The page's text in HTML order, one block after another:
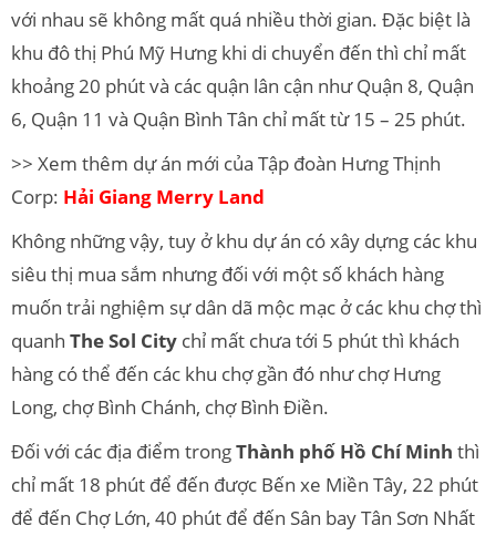
với nhau sẽ không mất quá nhiều thời gian. Đặc biệt là
khu đô thị Phú Mỹ Hưng khi di chuyển đến thì chỉ mất
khoảng 20 phút và các quận lân cận như Quận 8, Quận
6, Quận 11 và Quận Bình Tân chỉ mất từ 15 – 25 phút.
>> Xem thêm dự án mới của Tập đoàn Hưng Thịnh
Corp: Hải Giang Merry Land
Không những vậy, tuy ở khu dự án có xây dựng các khu
siêu thị mua sắm nhưng đối với một số khách hàng
muốn trải nghiệm sự dân dã mộc mạc ở các khu chợ thì
quanh The Sol City chỉ mất chưa tới 5 phút thì khách
hàng có thể đến các khu chợ gần đó như chợ Hưng
Long, chợ Bình Chánh, chợ Bình Điền.
Đối với các địa điểm trongThành phố Hồ Chí Minh thì
chỉ mất 18 phút để đến được Bến xe Miền Tây, 22 phút
để đến Chợ Lớn, 40 phút để đến Sân bay Tân Sơn Nhất